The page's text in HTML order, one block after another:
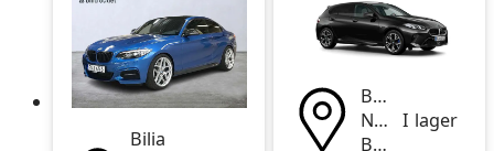
Bilia
Bilia
Nacka
BMW
I lager